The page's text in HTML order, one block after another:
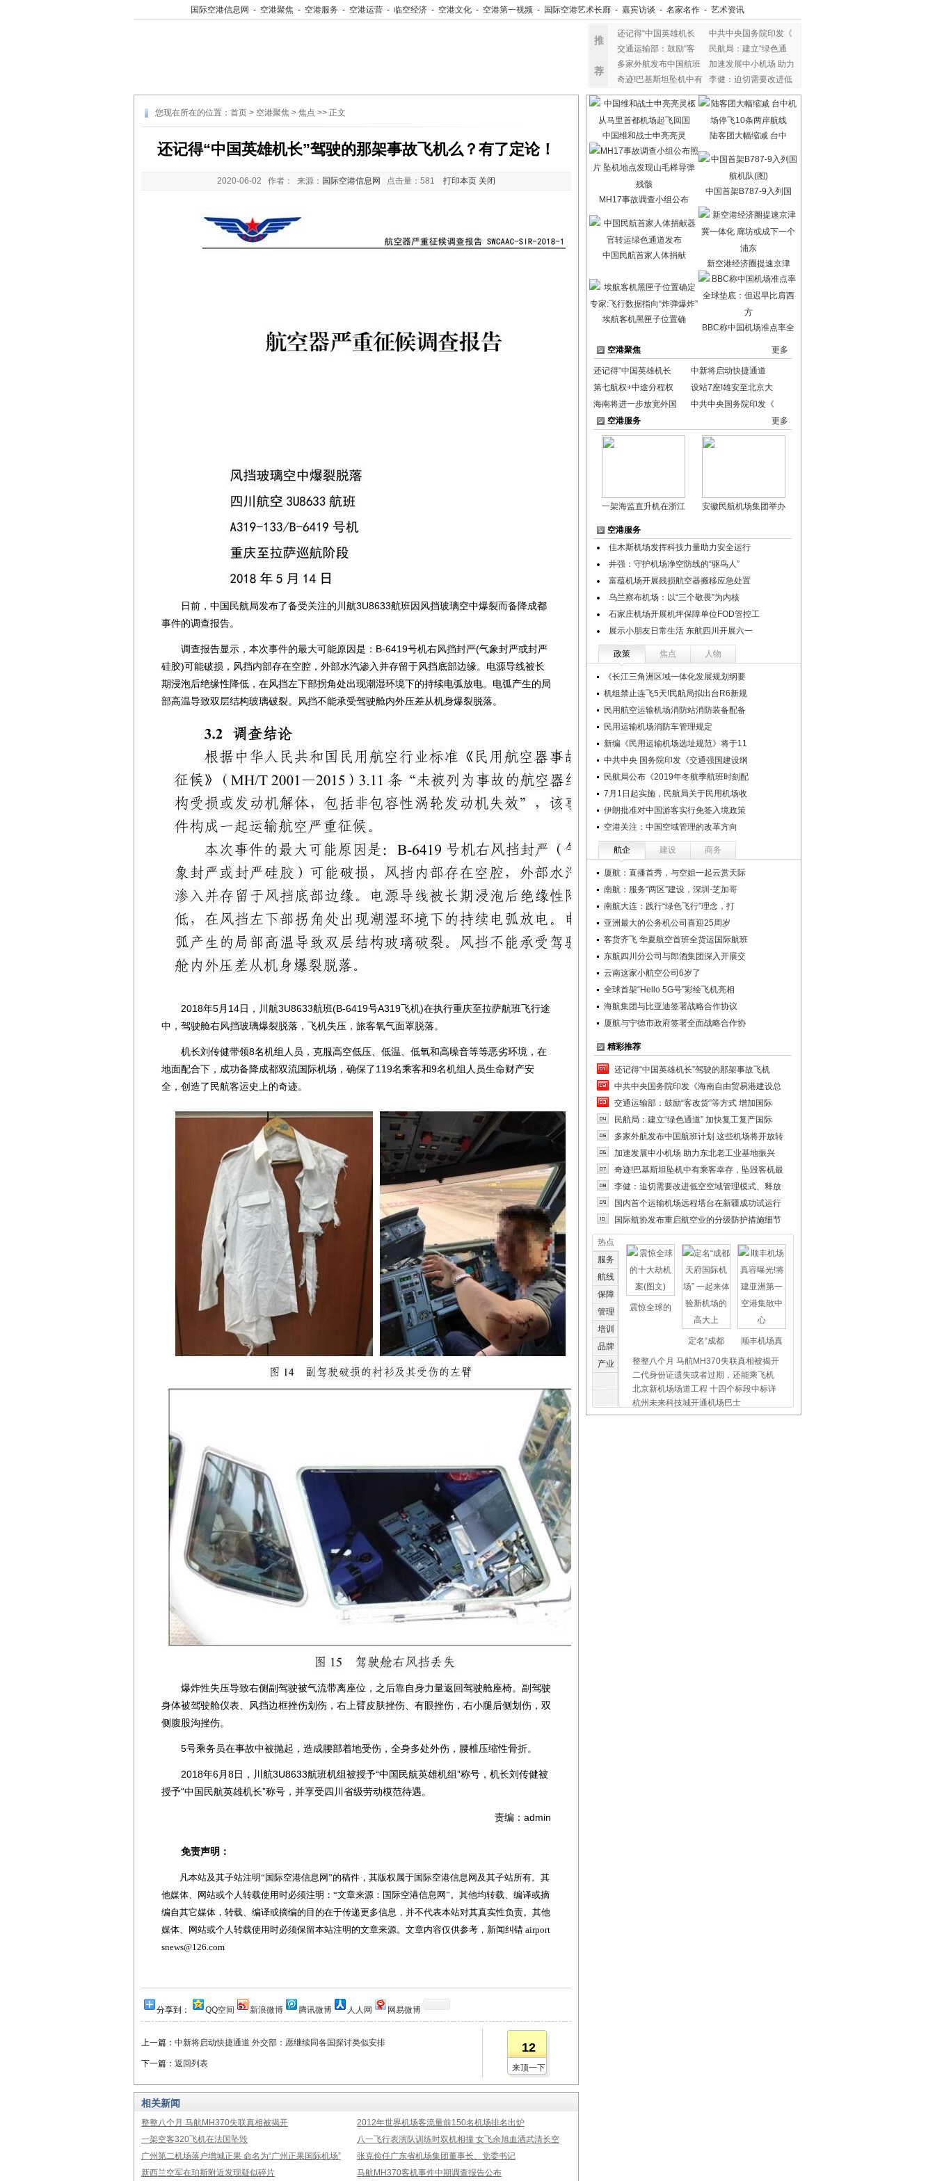
国际空港信息网 - 空港聚焦 - 空港服务 - 空港运营 - 临空经济 - 空港文化 - 空港第一视频 - 国际空港艺术长廊 - 嘉宾访谈 - 名家名作 - 艺术资讯
推
荐
还记得“中国英雄机长
中共中央国务院印发《
交通运输部：鼓励“客
民航局：建立“绿色通
多家外航发布中国航班
加速发展中小机场 助力
奇迹!巴基斯坦坠机中有
李健：迫切需要改进低
您现在所在的位置： 首页 > 空港聚焦 > 焦点 >> 正文
还记得“中国英雄机长”驾驶的那架事故飞机么？有了定论！
2020-06-02 作者： 来源： 国际空港信息网 点击量： 581 打印本页 关闭
日前，中国民航局发布了备受关注的川航3U8633航班因风挡玻璃空中爆裂而备降成都
事件的调查报告。
调查报告显示，本次事件的最大可能原因是：B-6419号机右风挡封严(气象封严或封严
硅胶)可能破损，风挡内部存在空腔，外部水汽渗入并存留于风挡底部边缘。电源导线被长
期浸泡后绝缘性降低，在风挡左下部拐角处出现潮湿环境下的持续电弧放电。电弧产生的局
部高温导致双层结构玻璃破裂。风挡不能承受驾驶舱内外压差从机身爆裂脱落。
2018年5月14日，川航3U8633航班(B-6419号A319飞机)在执行重庆至拉萨航班飞行途
中，驾驶舱右风挡玻璃爆裂脱落，飞机失压，旅客氧气面罩脱落。
机长刘传健带领8名机组人员，克服高空低压、低温、低氧和高噪音等等恶劣环境，在
地面配合下，成功备降成都双流国际机场，确保了119名乘客和9名机组人员生命财产安
全，创造了民航客运史上的奇迹。
爆炸性失压导致右侧副驾驶被气流带离座位，之后靠自身力量返回驾驶舱座椅。副驾驶
身体被驾驶舱仪表、风挡边框挫伤划伤，右上臂皮肤挫伤、有眼挫伤，右小腿后侧划伤，双
侧腹股沟挫伤。
5号乘务员在事故中被抛起，造成腰部着地受伤，全身多处外伤，腰椎压缩性骨折。
2018年6月8日，川航3U8633航班机组被授予“中国民航英雄机组”称号，机长刘传健被
授予“中国民航英雄机长”称号，并享受四川省级劳动模范待遇。
责编：admin
免责声明：
凡本站及其子站注明“国际空港信息网”的稿件，其版权属于国际空港信息网及其子站所有。其
他媒体、网站或个人转载使用时必须注明：“文章来源：国际空港信息网”。其他均转载、编译或摘
编自其它媒体，转载、编译或摘编的目的在于传递更多信息，并不代表本站对其真实性负责。其他
媒体、网站或个人转载使用时必须保留本站注明的文章来源。文章内容仅供参考，新闻纠错 airport
snews@126.com
分享到： QQ空间 新浪微博 腾讯微博 人人网 网易微博
上一篇： 中新将启动快捷通道 外交部：愿继续同各国探讨类似安排
下一篇： 返回列表
12
来顶一下
相关新闻
整整八个月 马航MH370失联真相被揭开
2012年世界机场客流量前150名机场排名出炉
一架空客320飞机在法国坠毁
八一飞行表演队训练时双机相撞 女飞余旭血洒武清长空
广州第二机场落户增城正果 命名为“广州正果国际机场”
张克俭任广东省机场集团董事长、党委书记
新西兰空军在珀斯附近发现疑似碎片
马航MH370客机事件中期调查报告公布
中国维和战士申亮亮灵 陆客团大幅缩减 台中
MH17事故调查小组公布
中国首架B787-9入列国
中国民航首家人体捐献
新空港经济圈提速京津
埃航客机黑匣子位置确
BBC称中国机场准点率全
空港聚焦 更多
还记得“中国英雄机长
中新将启动快捷通道
第七航权+中途分程权
设站7座!雄安至北京大
海南将进一步放宽外国
中共中央国务院印发《
空港服务
更多
一架海监直升机在浙江 安徽民航机场集团举办
空港服务
佳木斯机场发挥科技力量助力安全运行
井强：守护机场净空防线的“驱鸟人”
富蕴机场开展残损航空器搬移应急处置
乌兰察布机场：以“三个敬畏”为内核
石家庄机场开展机坪保障单位FOD管控工
展示小朋友日常生活 东航四川开展六一
政策 焦点 人物
《长江三角洲区域一体化发展规划纲要
机组禁止连飞5天!民航局拟出台R6新规
民用航空运输机场消防站消防装备配备
民用运输机场消防车管理规定
新编《民用运输机场选址规范》将于11
中共中央 国务院印发《交通强国建设纲
民航局公布《2019年冬航季航班时刻配
7月1日起实施，民航局关于民用机场收
伊朗批准对中国游客实行免签入境政策
空港关注：中国空域管理的改革方向
航企 建设 商务
厦航：直播首秀，与空姐一起云赏天际
南航：服务“两区”建设，深圳-芝加哥
南航大连：践行“绿色飞行”理念，打
亚洲最大的公务机公司喜迎25周岁
客货齐飞 华夏航空首班全货运国际航班
东航四川分公司与郎酒集团深入开展交
云南这家小航空公司6岁了
全球首架“Hello 5G号”彩绘飞机亮相
海航集团与比亚迪签署战略合作协议
厦航与宁德市政府签署全面战略合作协
精彩推荐
还记得“中国英雄机长”驾驶的那架事故飞机
中共中央国务院印发《海南自由贸易港建设总
交通运输部：鼓励“客改货”等方式 增加国际
民航局：建立“绿色通道” 加快复工复产国际
多家外航发布中国航班计划 这些机场将开放转
加速发展中小机场 助力东北老工业基地振兴
奇迹!巴基斯坦坠机中有乘客幸存，坠毁客机最
李健：迫切需要改进低空空域管理模式、释放
国内首个运输机场远程塔台在新疆成功试运行
国际航协发布重启航空业的分级防护措施细节
热点
服务
航线
保障
管理
培训
品牌
产业
震惊全球的
定名“成都 顺丰机场真
整整八个月 马航MH370失联真相被揭开
二代身份证遗失或者过期，还能乘飞机
北京新机场场道工程 十四个标段中标详
杭州未来科技城开通机场巴士
上海虹桥、浦东机场外币兑换点位置介